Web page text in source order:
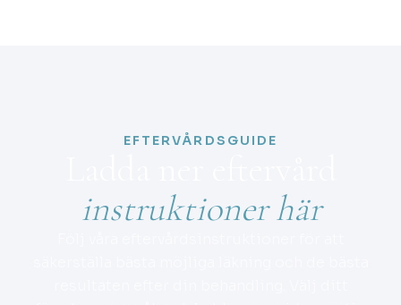
EFTERVÅRDSGUIDE
instruktioner här